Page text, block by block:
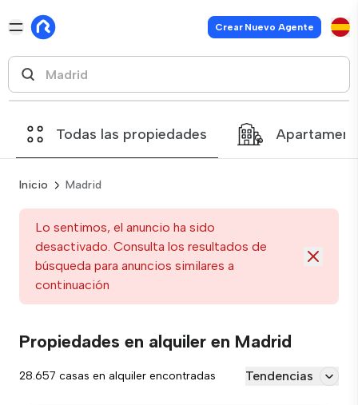
Crear Nuevo Agente
Todas las propiedades
Inicio Madrid
Lo sentimos, el anuncio ha sido
desactivado. Consulta los resultados de
búsqueda para anuncios similares a
continuación
Propiedades en alquiler en Madrid
28.657 casas en alquiler encontradas Tendencias